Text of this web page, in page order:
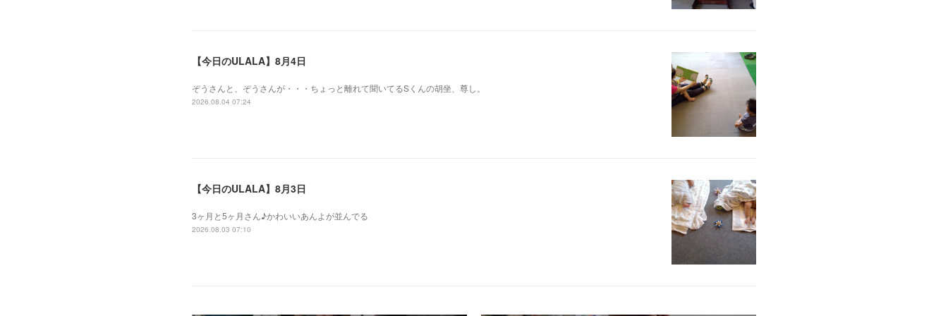
【今日のULALA】8月4日
ぞうさんと、ぞうさんが・・・ちょっと離れて聞いてるSくんの胡坐、尊し。
2026.08.04 07:24
【今日のULALA】8月3日
3ヶ月と5ヶ月さん♪かわいいあんよが並んでる
2026.08.03 07:10